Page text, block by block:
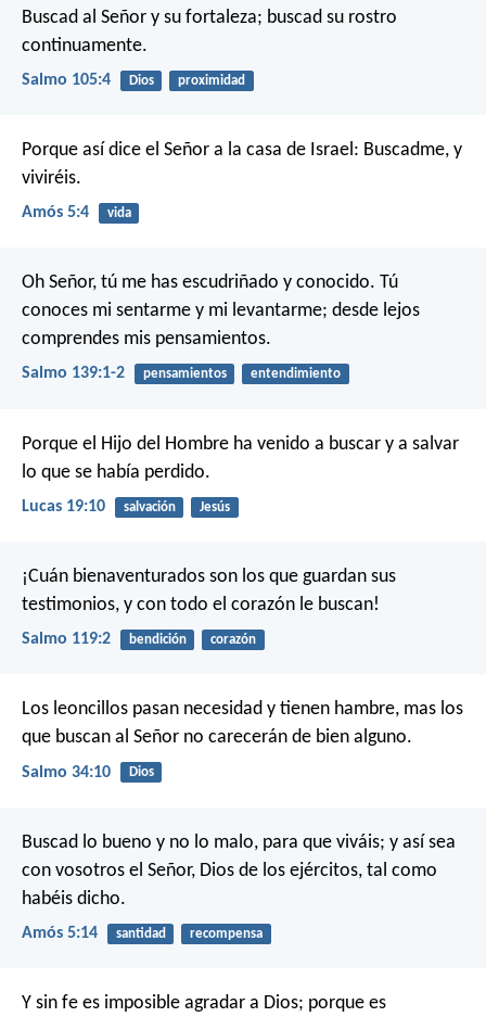
Buscad al Señor y su fortaleza; buscad su rostro
continuamente.
Salmo 105:4 Dios proximidad
Porque así dice el Señor a la casa de Israel: Buscadme, y
viviréis.
Amós 5:4 vida
Oh Señor, tú me has escudriñado y conocido. Tú
conoces mi sentarme y mi levantarme; desde lejos
comprendes mis pensamientos.
Salmo 139:1-2 pensamientos entendimiento
Porque el Hijo del Hombre ha venido a buscar y a salvar
lo que se había perdido.
Lucas 19:10 salvación Jesús
¡Cuán bienaventurados son los que guardan sus
testimonios, y con todo el corazón le buscan!
Salmo 119:2 bendición corazón
Los leoncillos pasan necesidad y tienen hambre, mas los
que buscan al Señor no carecerán de bien alguno.
Salmo 34:10 Dios
Buscad lo bueno y no lo malo, para que viváis; y así sea
con vosotros el Señor, Dios de los ejércitos, tal como
habéis dicho.
Amós 5:14 santidad recompensa
Y sin fe es imposible agradar a Dios; porque es